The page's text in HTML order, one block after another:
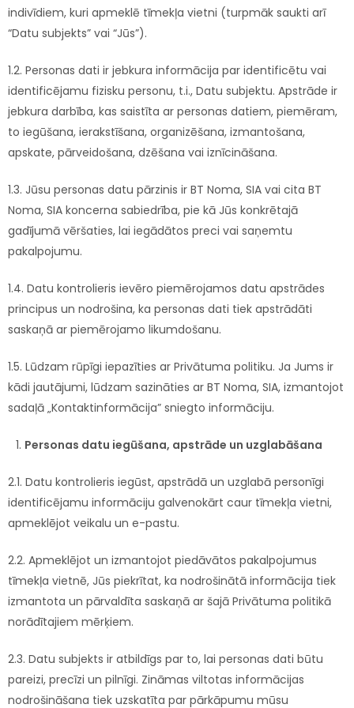
indivīdiem, kuri apmeklē tīmekļa vietni (turpmāk saukti arī
“Datu subjekts” vai “Jūs”).
1.2. Personas dati ir jebkura informācija par identificētu vai
identificējamu fizisku personu, t.i., Datu subjektu. Apstrāde ir
jebkura darbība, kas saistīta ar personas datiem, piemēram,
to iegūšana, ierakstīšana, organizēšana, izmantošana,
apskate, pārveidošana, dzēšana vai iznīcināšana.
1.3. Jūsu personas datu pārzinis ir BT Noma, SIA vai cita BT
Noma, SIA koncerna sabiedrība, pie kā Jūs konkrētajā
gadījumā vēršaties, lai iegādātos preci vai saņemtu
pakalpojumu.
1.4. Datu kontrolieris ievēro piemērojamos datu apstrādes
principus un nodrošina, ka personas dati tiek apstrādāti
saskaņā ar piemērojamo likumdošanu.
1.5. Lūdzam rūpīgi iepazīties ar Privātuma politiku. Ja Jums ir
kādi jautājumi, lūdzam sazināties ar BT Noma, SIA, izmantojot
sadaļā „Kontaktinformācija” sniegto informāciju.
Personas datu iegūšana, apstrāde un uzglabāšana
2.1. Datu kontrolieris iegūst, apstrādā un uzglabā personīgi
identificējamu informāciju galvenokārt caur tīmekļa vietni,
apmeklējot veikalu un e-pastu.
2.2. Apmeklējot un izmantojot piedāvātos pakalpojumus
tīmekļa vietnē, Jūs piekrītat, ka nodrošinātā informācija tiek
izmantota un pārvaldīta saskaņā ar šajā Privātuma politikā
norādītajiem mērķiem.
2.3. Datu subjekts ir atbildīgs par to, lai personas dati būtu
pareizi, precīzi un pilnīgi. Zināmas viltotas informācijas
nodrošināšana tiek uzskatīta par pārkāpumu mūsu